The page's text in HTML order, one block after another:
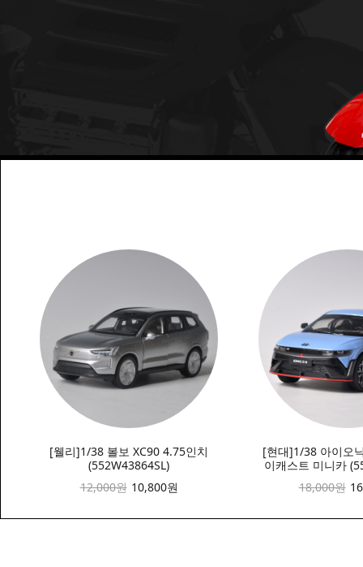
[웰리]1/38 볼보 XC90 4.75인치
(552W43864SL)
12,000원 10,800원
[현대]1/38 아이오
이캐스트 미니카
18,000원